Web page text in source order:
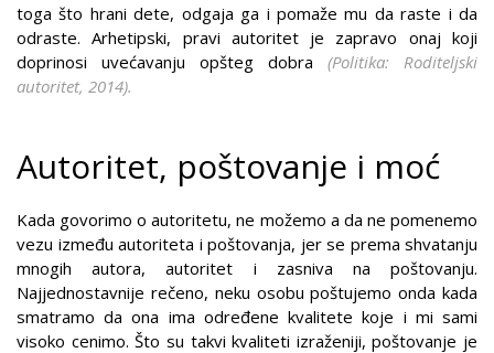
toga što hrani dete, odgaja ga i pomaže mu da raste i da
odraste. Arhetipski, pravi autoritet je zapravo onaj koji
doprinosi uvećavanju opšteg dobra (Politika: Roditeljski
autoritet, 2014).
Autoritet, poštovanje i moć
Kada govorimo o autoritetu, ne možemo a da ne pomenemo
vezu između autoriteta i poštovanja, jer se prema shvatanju
mnogih autora, autoritet i zasniva na poštovanju.
Najjednostavnije rečeno, neku osobu poštujemo onda kada
smatramo da ona ima određene kvalitete koje i mi sami
visoko cenimo. Što su takvi kvaliteti izraženiji, poštovanje je